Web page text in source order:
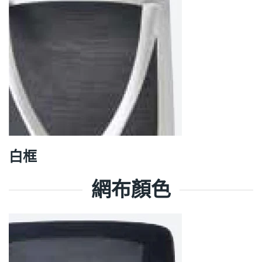
白框
網布顏色